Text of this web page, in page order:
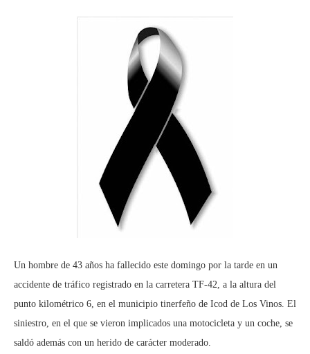
Un hombre de 43 años ha fallecido este domingo por la tarde en un
accidente de tráfico registrado en la carretera TF-42, a la altura del
punto kilométrico 6, en el municipio tinerfeño de Icod de Los Vinos. El
siniestro, en el que se vieron implicados una motocicleta y un coche, se
saldó además con un herido de carácter moderado.